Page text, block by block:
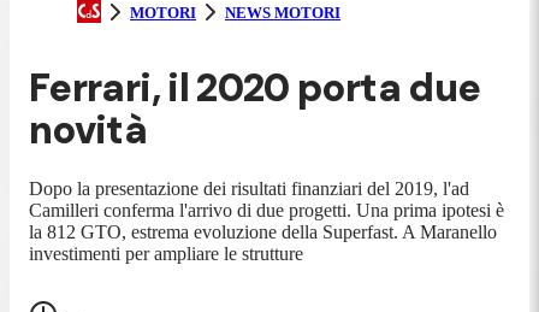
MOTORI NEWS MOTORI
Ferrari, il 2020 porta due
novità
Dopo la presentazione dei risultati finanziari del 2019, l'ad
Camilleri conferma l'arrivo di due progetti. Una prima ipotesi è
la 812 GTO, estrema evoluzione della Superfast. A Maranello
investimenti per ampliare le strutture